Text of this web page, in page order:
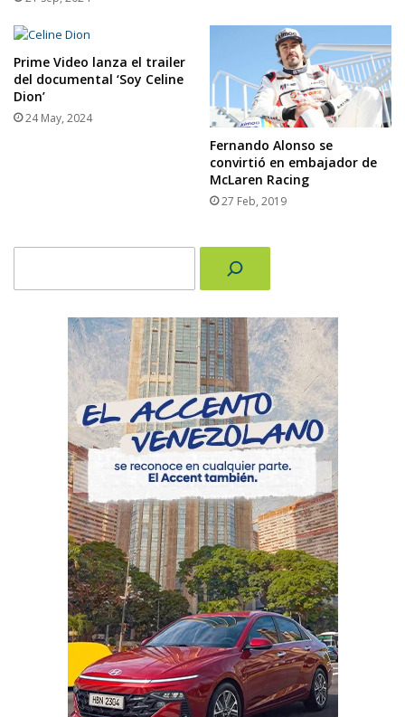
Prime Video lanza el trailer
del documental ‘Soy Celine
Dion’
24 May, 2024
Fernando Alonso se
convirtió en embajador de
McLaren Racing
27 Feb, 2019